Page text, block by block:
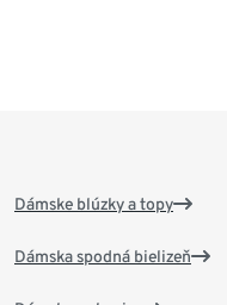
Dámske blúzky a topy
Dámska spodná bielizeň